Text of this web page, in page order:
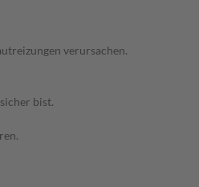
verursachen.
bist.